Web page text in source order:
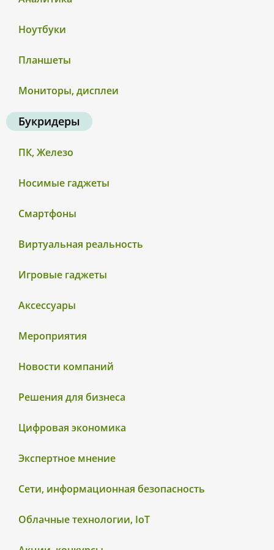
Ноутбуки
Планшеты
Мониторы, дисплеи
Букридеры
ПК, Железо
Носимые гаджеты
Смартфоны
Виртуальная реальность
Игровые гаджеты
Аксессуары
Мероприятия
Новости компаний
Решения для бизнеса
Цифровая экономика
Экспертное мнение
Сети, информационная безопасность
Облачные технологии, IoT